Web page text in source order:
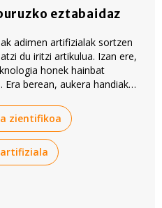
eztabaidaz
adimen artifizialak sortzen
du iritzi artikulua. Izan ere,
honek hainbat
Era berean, aukera handiak
zientifikoa